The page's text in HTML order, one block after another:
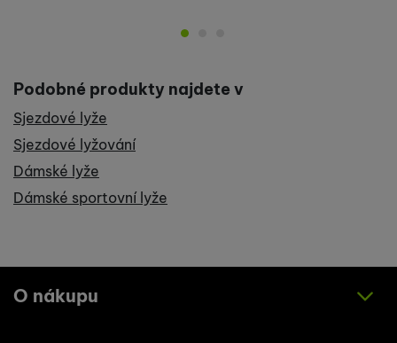
Podobné produkty najdete v
Sjezdové lyže
Sjezdové lyžování
Dámské lyže
Dámské sportovní lyže
O nákupu